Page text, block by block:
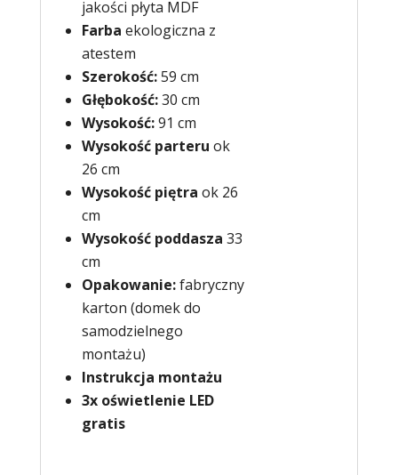
jakości płyta MDF
Farba ekologiczna z
atestem
Szerokość:59 cm
Głębokość:30 cm
Wysokość:91 cm
Wysokość parteru ok
26 cm
Wysokość piętra ok 26
cm
Wysokość poddasza 33
cm
Opakowanie:fabryczny
karton (domek do
samodzielnego
montażu)
Instrukcja montażu
3x oświetlenie LED
gratis